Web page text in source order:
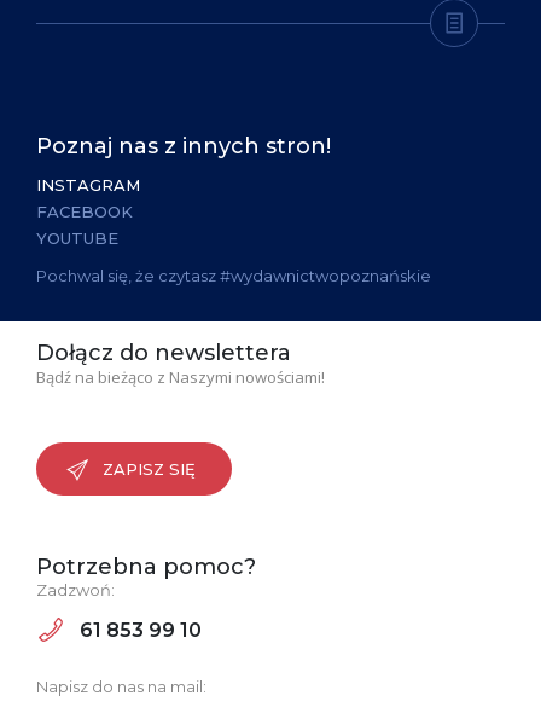
Poznaj nas z innych stron!
INSTAGRAM
FACEBOOK
YOUTUBE
Pochwal się, że czytasz #wydawnictwopoznańskie
Dołącz do newslettera
Bądź na bieżąco z Naszymi nowościami!
ZAPISZ SIĘ
Potrzebna pomoc?
Zadzwoń:
61 853 99 10
Napisz do nas na mail: